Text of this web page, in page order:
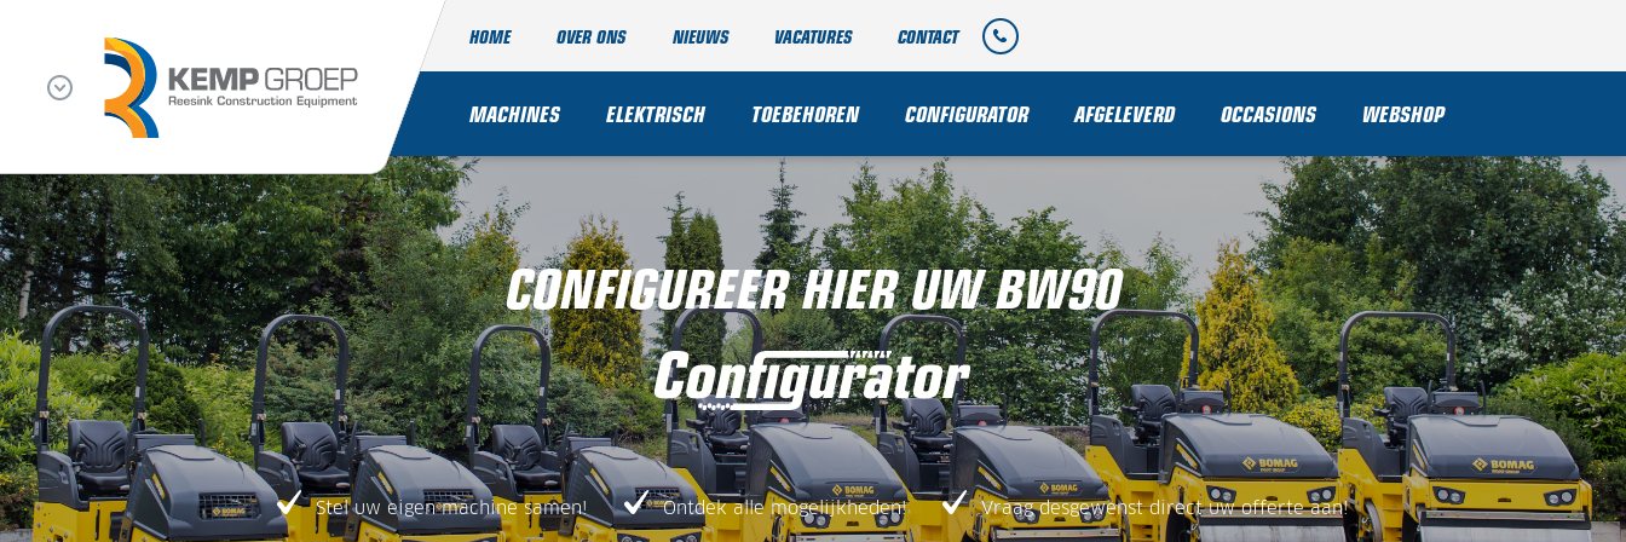
HOME OVER ONS NIEUWS VACATURES CONTACT
MACHINES ELEKTRISCH TOEBEHOREN CONFIGURATOR AFGELEVERD OCCASIONS WEBSHOP
CONFIGUREER HIER UW BW90
Stel uw eigen machine samen! Ontdek alle mogelijkheden! Vraag desgewenst direct uw offerte aan!